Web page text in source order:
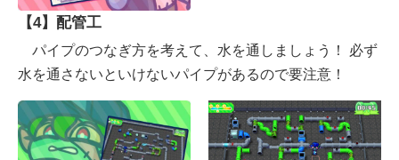
【4】配管工
パイプのつなぎ方を考えて、水を通しましょう！ 必ず
水を通さないといけないパイプがあるので要注意！